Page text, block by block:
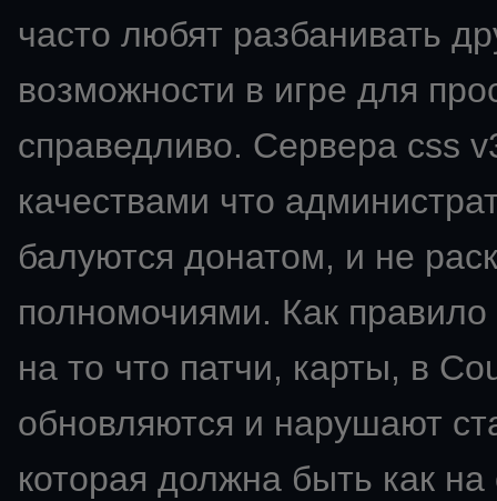
часто любят разбанивать
возможности в игре для
справедливо. Сервера css
качествами что
балуются донатом, и не
полномочиями. Как правило
на то что патчи, карты, в
обновляются и нарушают
которая должна быть как